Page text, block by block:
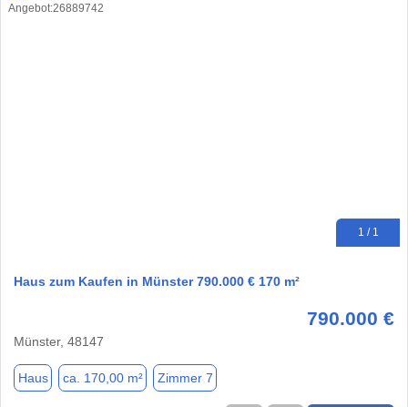
1 / 1
Haus zum Kaufen in Münster 790.000 € 170 m²
790.000 €
Münster, 48147
Haus ca. 170,00 m² Zimmer 7